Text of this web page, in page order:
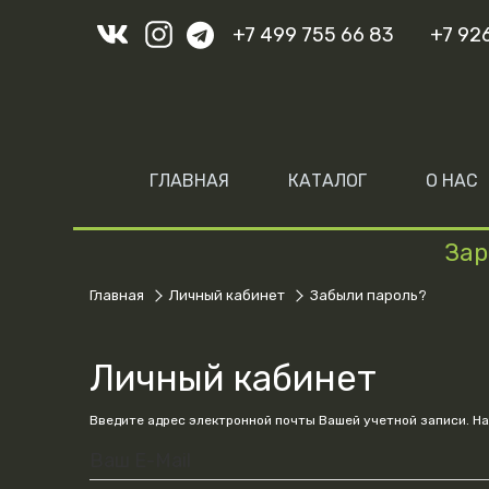
+7 499 755 66 83 +7
ГЛАВНАЯ КАТАЛОГ О НАС
Главная Личный кабинет Забыли пароль?
Личный кабинет
Введите адрес электронной почты Вашей учетной записи.